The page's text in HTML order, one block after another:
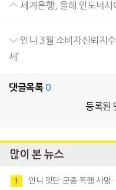
세계은행, 올해 인도네
인니 3월 소비자신뢰지
세’
댓글목록 0
등록된
많이 본 뉴스
1 인니 잇단 군중 폭행 사망